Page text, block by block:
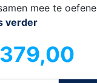
mee te
verder